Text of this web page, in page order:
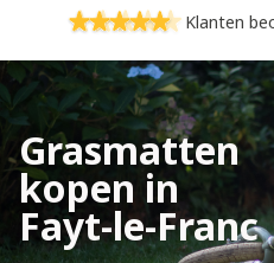
Klanten
Grasmatten
kopen in
Fayt-le-Franc